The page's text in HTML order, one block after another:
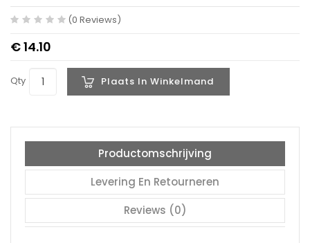
(0 Reviews)
€ 14.10
Qty Plaats In Winkelmand
Productomschrijving
Levering En Retourneren
Reviews (0)